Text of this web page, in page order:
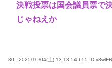
決戦投票は国会議員票で
じゃねえか
30 : 2025/10/04(土) 13:13:54.655